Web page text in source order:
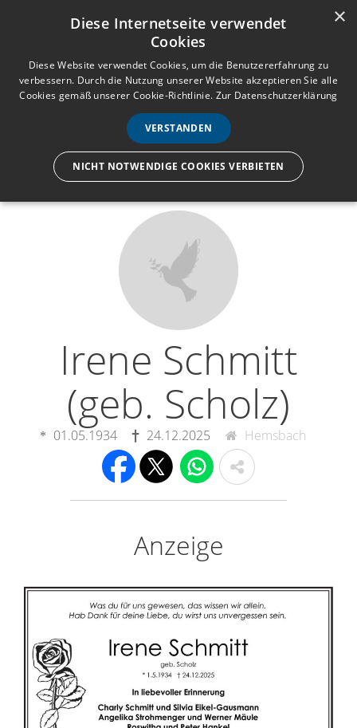
Anmelden Registrieren
e
n
ü
Wir lassen nur die Hand los,
Irene Schmitt
(geb. Scholz)
01.05.1934 24.12.2025 Hemsbach
Anzeige
×
Diese Internetseite verwendet
Cookies
Diese Website verwendet Cookies, um die Benutzererfahrung zu
verbessern. Durch die Nutzung unserer Website akzeptieren Sie alle
Cookies gemäß unserer Cookie-Richtlinie. Zur Datenschutzerklärung
VERSTANDEN
NICHT NOTWENDIGE COOKIES VERBIETEN